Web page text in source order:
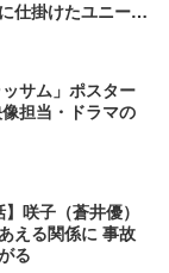
仕掛けたユニーク
サム」ポスター
担当・ドラマの
える関係に 事故
る